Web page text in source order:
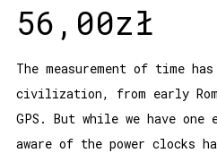
56,00zł
The measurement of time
civilization, from early
GPS. But while we have
aware of the power clocks